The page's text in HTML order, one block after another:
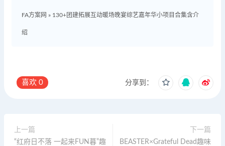
FA方案网 » 130+团建拓展互动暖场晚宴综艺嘉年华小项目合集含介
绍
喜欢 0 分享到：
上一篇
“红府日不落 一起来FUN暮”趣
下一篇
BEASTER×Grateful Dead趣味